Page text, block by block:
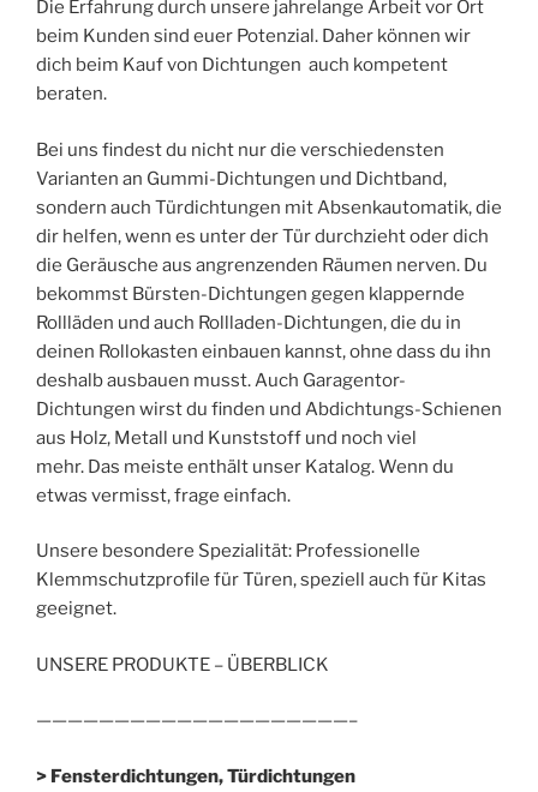
Die Erfahrung durch unsere jahrelange Arbeit vor Ort
beim Kunden sind euer Potenzial. Daher können wir
dich beim Kauf von Dichtungen auch kompetent
beraten.
Bei uns findest du nicht nur die verschiedensten
Varianten an Gummi-Dichtungen und Dichtband,
sondern auch Türdichtungen mit Absenkautomatik, die
dir helfen, wenn es unter der Tür durchzieht oder dich
die Geräusche aus angrenzenden Räumen nerven. Du
bekommst Bürsten-Dichtungen gegen klappernde
Rollläden und auch Rollladen-Dichtungen, die du in
deinen Rollokasten einbauen kannst, ohne dass du ihn
deshalb ausbauen musst. Auch Garagentor-
Dichtungen wirst du finden und Abdichtungs-Schienen
aus Holz, Metall und Kunststoff und noch viel
mehr. Das meiste enthält unser Katalog. Wenn du
etwas vermisst, frage einfach.
Unsere besondere Spezialität: Professionelle
Klemmschutzprofile für Türen, speziell auch für Kitas
geeignet.
UNSERE PRODUKTE – ÜBERBLICK
————————————————————–
> Fensterdichtungen, Türdichtungen